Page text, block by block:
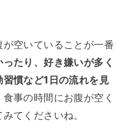
空いていることが一番
たり、好き嫌いが多く
慣など1日の流れを見
食事の時間にお腹が空く
てくださいね。